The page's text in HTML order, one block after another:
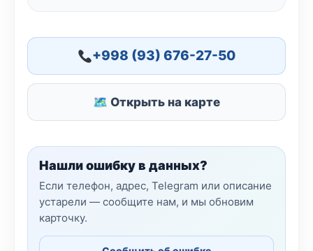
+998 (93) 676-27-50
🗺 Открыть на карте
Нашли ошибку в данных?
Если телефон, адрес, Telegram или описание
устарели — сообщите нам, и мы обновим
карточку.